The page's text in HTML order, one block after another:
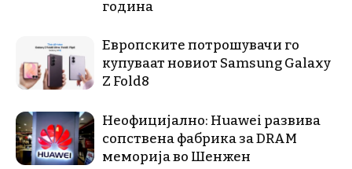
година
Европските потрошувачи го
купуваат новиот Samsung Galaxy
Z Fold8
Неофицијално: Huawei развива
сопствена фабрика за DRAM
меморија во Шенжен